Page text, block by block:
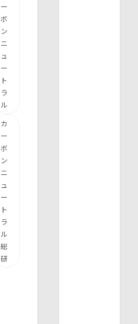
ー
ボ
ン
ニ
ュ
ー
ト
ラ
ル
カ
ー
ボ
ン
ニ
ュ
ー
ト
ラ
ル
総
研